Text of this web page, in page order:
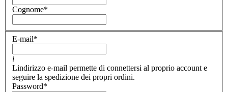
Cognome*
E-mail*
i
Lindirizzo e-mail permette di connettersi al proprio account e
seguire la spedizione dei propri ordini.
Password*